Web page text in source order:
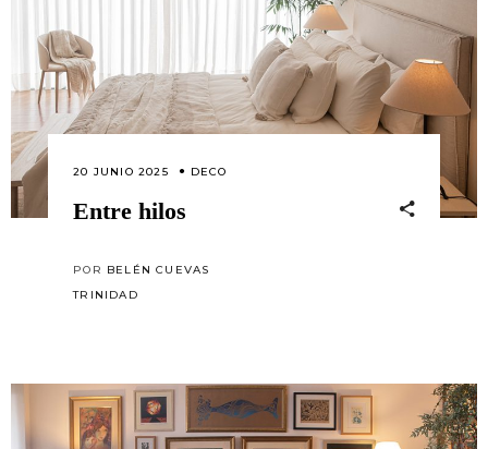
20 JUNIO 2025 DECO
Entre hilos
POR BELÉN CUEVAS
TRINIDAD